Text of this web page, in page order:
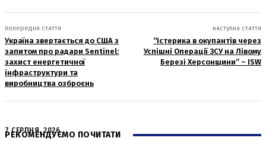
попередня стаття
Україна звертається до США з
запитом про радари Sentinel:
захист енергетичної
інфраструктури та
виробництва озброєнь
наступна стаття
“Істерика в окупантів через
Успішні Операції ЗСУ на Лівому
Березі Херсонщини” – ISW
РЕКОМЕНДУЄМО ПОЧИТАТИ
7 СЕРПНЯ, 2026